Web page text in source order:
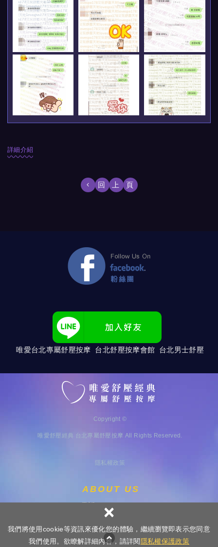
我們將使用cookie等資訊來優化您的體驗，繼續瀏覽即表示您同意
我們使用。欲瞭解詳細內容，請詳閱 隱私權保護政策
×
詳細介紹
回上頁
唯愛台北專屬舒壓按摩 台北舒壓按摩會館 台北男士舒壓
Copyright ©
唯愛舒壓經典 台北專屬舒壓按摩 All Rights Reserved.
隱私權政策
ABOUT US